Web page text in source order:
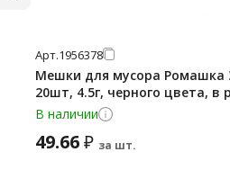
Арт.1956378
Мешки для мусора Ромашка
20шт, 4.5г, черного цвета, в
В наличии
49.66₽ за шт.